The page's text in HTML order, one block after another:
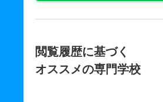
閲覧履歴に基づく
オススメの専門学校